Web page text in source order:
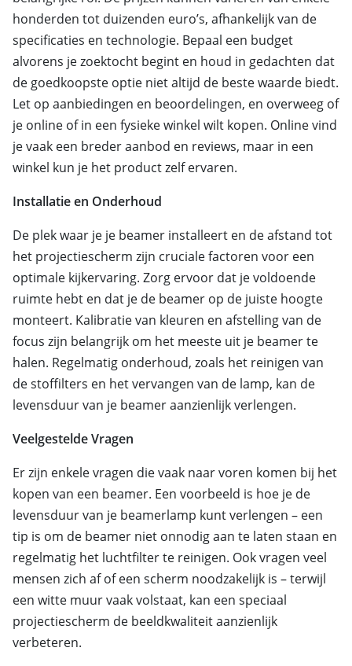
honderden tot duizenden euro’s, afhankelijk van de
specificaties en technologie. Bepaal een budget
alvorens je zoektocht begint en houd in gedachten dat
de goedkoopste optie niet altijd de beste waarde biedt.
Let op aanbiedingen en beoordelingen, en overweeg of
je online of in een fysieke winkel wilt kopen. Online vind
je vaak een breder aanbod en reviews, maar in een
winkel kun je het product zelf ervaren.
Installatie en Onderhoud
De plek waar je je beamer installeert en de afstand tot
het projectiescherm zijn cruciale factoren voor een
optimale kijkervaring. Zorg ervoor dat je voldoende
ruimte hebt en dat je de beamer op de juiste hoogte
monteert. Kalibratie van kleuren en afstelling van de
focus zijn belangrijk om het meeste uit je beamer te
halen. Regelmatig onderhoud, zoals het reinigen van
de stoffilters en het vervangen van de lamp, kan de
levensduur van je beamer aanzienlijk verlengen.
Veelgestelde Vragen
Er zijn enkele vragen die vaak naar voren komen bij het
kopen van een beamer. Een voorbeeld is hoe je de
levensduur van je beamerlamp kunt verlengen – een
tip is om de beamer niet onnodig aan te laten staan en
regelmatig het luchtfilter te reinigen. Ook vragen veel
mensen zich af of een scherm noodzakelijk is – terwijl
een witte muur vaak volstaat, kan een speciaal
projectiescherm de beeldkwaliteit aanzienlijk
verbeteren.